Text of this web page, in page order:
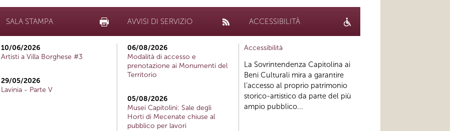
SALA STAMPA
10/06/2026
Artisti a Villa Borghese #3
29/05/2026
Lavinia - Parte V
AVVISI DI SERVIZIO
06/08/2026
Modalità di accesso e
prenotazione ai Monumenti del
Territorio
05/08/2026
Musei Capitolini: Sale degli
Horti di Mecenate chiuse al
pubblico per lavori
ACCESSIBILITÀ
Accessibilità
La Sovrintendenza Capitolina ai
Beni Culturali mira a garantire
l’accesso al proprio patrimonio
storico-artistico da parte del più
ampio pubblico...